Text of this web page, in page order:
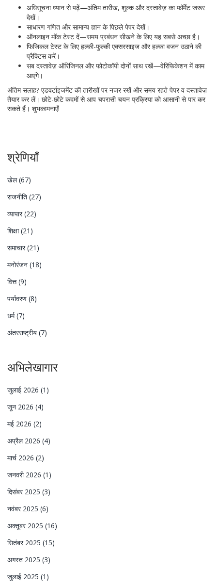
अधिसूचना ध्यान से पढ़ें—अंतिम तारीख, शुल्क और दस्तावेज़ का फॉर्मेट जरूर
देखें।
साधारण गणित और सामान्य ज्ञान के पिछले पेपर देखें।
ऑनलाइन मॉक टेस्ट दें—समय प्रबंधन सीखने के लिए यह सबसे अच्छा है।
फिजिकल टेस्ट के लिए हल्की-फुल्की एक्सरसाइज और हल्का वजन उठाने की
प्रैक्टिस करें।
सब दस्तावेज़ ऑरिजिनल और फोटोकॉपी दोनों साथ रखें—वेरिफिकेशन में काम
आएंगे।
अंतिम सलाह? एडवर्टाइजमेंट की तारीखों पर नजर रखें और समय रहते पेपर व दस्तावेज़
तैयार कर लें। छोटे-छोटे कदमों से आप चपरासी चयन प्रक्रिया को आसानी से पार कर
सकते हैं। शुभकामनाएँ!
श्रेणियाँ
खेल(67)
राजनीति (27)
व्यापार(22)
शिक्षा(21)
समाचार(21)
मनोरंजन (18)
वित्त(9)
पर्यावरण (8)
धर्म(7)
अंतरराष्ट्रीय (7)
अभिलेखागार
जुलाई 2026 (1)
जून 2026 (4)
मई 2026 (2)
अप्रैल 2026 (4)
मार्च 2026 (2)
जनवरी 2026 (1)
दिसंबर 2025 (3)
नवंबर 2025 (6)
अक्तूबर 2025 (16)
सितंबर 2025 (15)
अगस्त 2025 (3)
जुलाई 2025 (1)